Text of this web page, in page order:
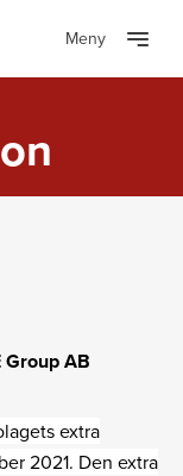
Meny
AB
extra
2021. Den extra